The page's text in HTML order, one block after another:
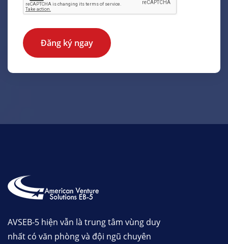
Đăng ký ngay
AVSEB-5 hiện vẫn là trung tâm vùng duy
nhất có văn phòng và đội ngũ chuyên